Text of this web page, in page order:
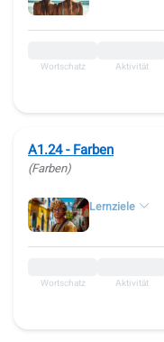
Wortschatz Aktivität
A1.24 - Farben
(Farben)
Lernziele
Wortschatz Aktivität